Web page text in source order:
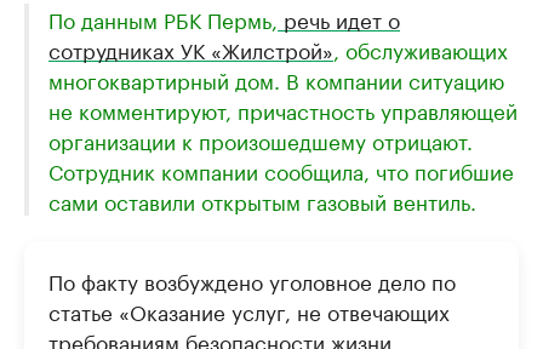
По данным РБК Пермь, речь идет о
сотрудниках УК «Жилстрой» , обслуживающих
многоквартирный дом. В компании ситуацию
не комментируют, причастность управляющей
организации к произошедшему отрицают.
Сотрудник компании сообщила, что погибшие
сами оставили открытым газовый вентиль.
По факту возбуждено уголовное дело по
статье «Оказание услуг, не отвечающих
требованиям безопасности жизни